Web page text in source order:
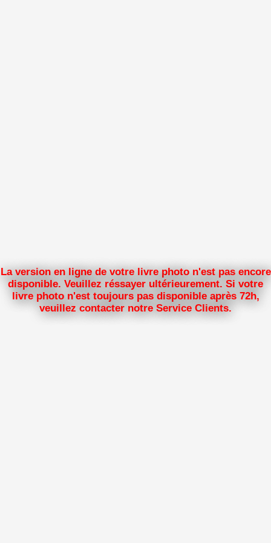
La version en ligne de votre livre photo n'est pas encore
disponible. Veuillez réssayer ultérieurement. Si votre
livre photo n'est toujours pas disponible après 72h,
veuillez contacter notre Service Clients.